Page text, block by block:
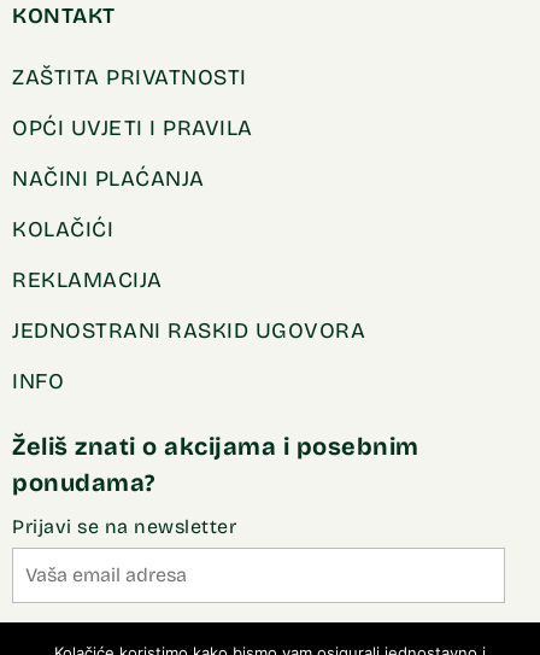
KONTAKT
ZAŠTITA PRIVATNOSTI
OPĆI UVJETI I PRAVILA
NAČINI PLAĆANJA
KOLAČIĆI
REKLAMACIJA
JEDNOSTRANI RASKID UGOVORA
INFO
Želiš znati o akcijama i posebnim
ponudama?
Prijavi se na newsletter